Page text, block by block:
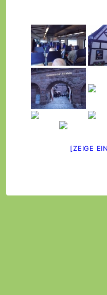
[ZEIGE